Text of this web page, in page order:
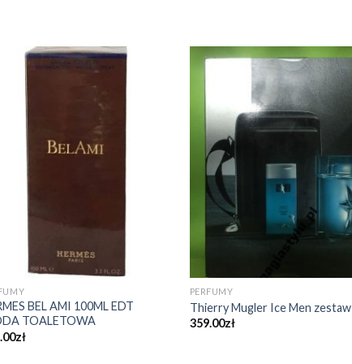
BEL AMI 100ML EDT
TOALETOWA
zł
PERFUMY
Thierry Mugler Ice Men zestaw
359.00zł